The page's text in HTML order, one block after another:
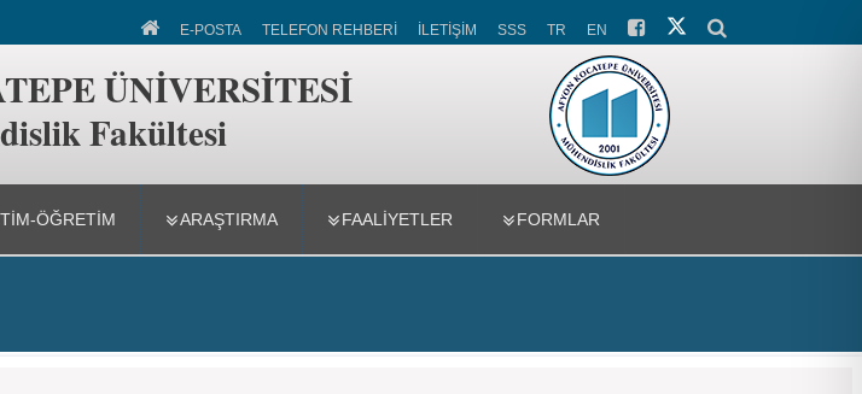
E-POSTA TELEFON REHBERİ İLETİŞİM SSS TR EN
ÜNİVERSİTESİ
Fakültesi
ÖĞRETİM ARAŞTIRMA FAALİYETLER FORMLAR